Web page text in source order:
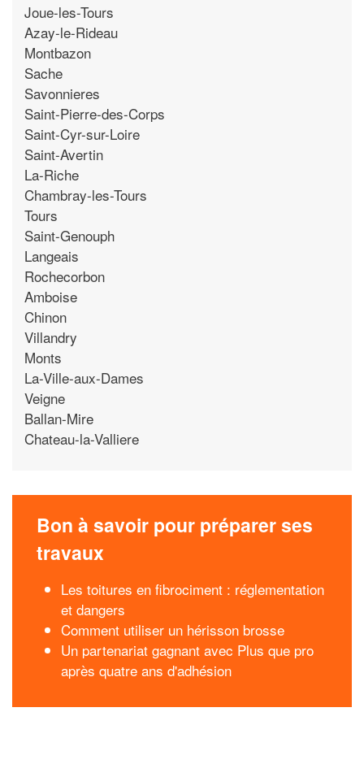
Joue-les-Tours
Azay-le-Rideau
Montbazon
Sache
Savonnieres
Saint-Pierre-des-Corps
Saint-Cyr-sur-Loire
Saint-Avertin
La-Riche
Chambray-les-Tours
Tours
Saint-Genouph
Langeais
Rochecorbon
Amboise
Chinon
Villandry
Monts
La-Ville-aux-Dames
Veigne
Ballan-Mire
Chateau-la-Valliere
Bon à savoir pour préparer ses
travaux
Les toitures en fibrociment : réglementation
et dangers
Comment utiliser un hérisson brosse
Un partenariat gagnant avec Plus que pro
après quatre ans d'adhésion